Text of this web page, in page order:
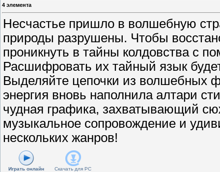
4 элемента
Несчастье пришло в волшебную
природы разрушены. Чтобы
проникнуть в тайны колдовства с
Расшифровать их тайный язык
Выделяйте цепочки из волшебных
энергия вновь наполнила алтари
чудная графика, захватывающий
музыкальное сопровождение и
нескольких жанров!
Играть онлайн Скачать для PC